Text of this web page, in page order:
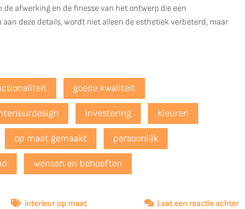
afwerking en de finesse van het ontwerp die een
deze details, wordt niet alleen de esthetiek verbeterd, maar
goede kwaliteit
investering kleuren
op maat gemaakt persoonlijk
wensen en behoeften
interieur op maat Laat een reactie achterop